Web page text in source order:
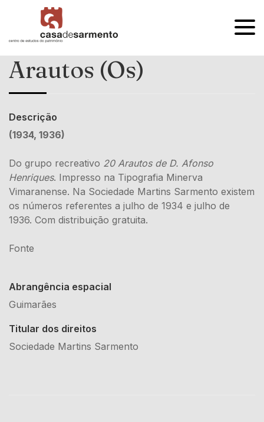
OPEN
Arautos (Os)
Descrição
(1934, 1936)
Do grupo recreativo 20 Arautos de D. Afonso
Henriques. Impresso na Tipografia Minerva
Vimaranense. Na Sociedade Martins Sarmento existem
os números referentes a julho de 1934 e julho de
1936. Com distribuição gratuita.
Fonte
Abrangência espacial
Guimarães
Titular dos direitos
Sociedade Martins Sarmento